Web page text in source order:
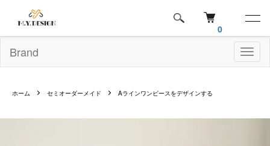
Brand
0
ホーム セミオーダーメイド Aラインワンピースをデザインする